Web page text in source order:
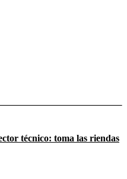
técnico: toma las riendas